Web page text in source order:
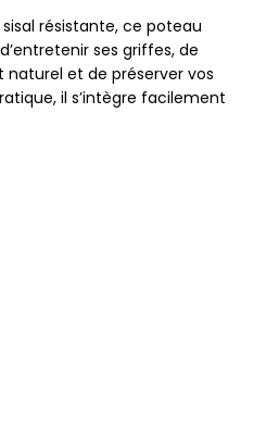
résistante, ce poteau
ses griffes, de
naturel et de préserver vos
il s’intègre facilement